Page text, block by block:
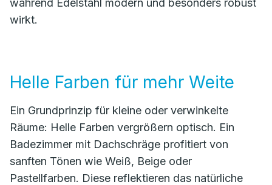
während Edelstahl modern und besonders robust
wirkt.
Helle Farben für mehr Weite
Ein Grundprinzip für kleine oder verwinkelte
Räume: Helle Farben vergrößern optisch. Ein
Badezimmer mit Dachschräge profitiert von
sanften Tönen wie Weiß, Beige oder
Pastellfarben. Diese reflektieren das natürliche